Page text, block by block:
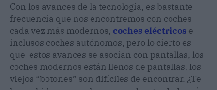
Con los avances de la tecnología, es bastante
frecuencia que nos encontremos con coches
cada vez más modernos, coches eléctricos e
inclusos coches autónomos, pero lo cierto es
que estos avances se asocian con pantallas, los
coches modernos están llenos de pantallas, los
viejos “botones” son difíciles de encontrar. ¿Te